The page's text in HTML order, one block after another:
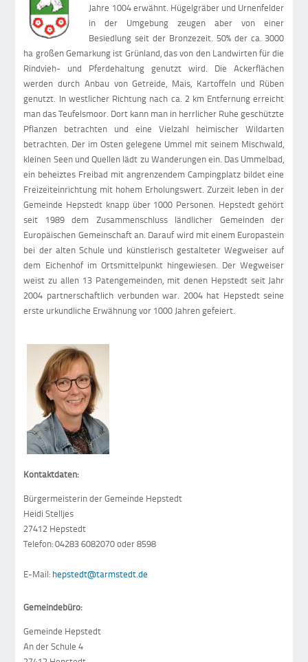
Jahre 1004 erwähnt. Hügelgräber und Urnenfelder
in der Umgebung zeugen aber von einer
Besiedlung seit der Bronzezeit. 50% der ca. 3000
ha großen Gemarkung ist Grünland, das von den Landwirten für die
Rindvieh- und Pferdehaltung genutzt wird. Die Ackerflächen
werden durch Anbau von Getreide, Mais, Kartoffeln und Rüben
genutzt. In westlicher Richtung nach ca. 2 km Entfernung erreicht
man das Teufelsmoor. Dort kann man in herrlicher Ruhe geschützte
Pflanzen betrachten und eine Vielzahl heimischer Wildarten
betrachten. Der im Osten gelegene Ummel mit seinem Mischwald,
kleinen Seen und Quellen lädt zu Wanderungen ein. Das Ummelbad,
ein beheiztes Freibad mit angrenzendem Campingplatz bildet eine
Freizeiteinrichtung mit hohem Erholungswert. Zurzeit leben in der
Gemeinde Hepstedt knapp über 1000 Personen. Hepstedt gehört
seit 1989 dem Zusammenschluss ländlicher Gemeinden der
Europäischen Gemeinschaft an. Darauf wird mit einem Europastein
bei der alten Schule und künstlerisch gestalteter Wegweiser auf
dem Eichenhof im Ortsmittelpunkt hingewiesen. Der Wegweiser
weist zu allen 13 Patengemeinden, mit denen Hepstedt seit Jahr
2004 partnerschaftlich verbunden war. 2004 hat Hepstedt seine
erste urkundliche Erwähnung vor 1000 Jahren gefeiert.
Kontaktdaten:
Bürgermeisterin der Gemeinde Hepstedt
Heidi Stelljes
27412 Hepstedt
Telefon: 04283 6082070 oder 8598
E-Mail: hepstedt@tarmstedt.de
Gemeindebüro:
Gemeinde Hepstedt
An der Schule 4